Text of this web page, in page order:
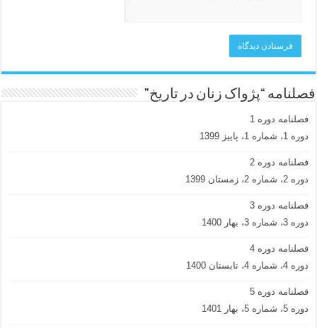
فصلنامه “پژواک زنان در تاریخ”
فصلنامه دوره 1
دوره 1، شماره 1، پاییز 1399
فصلنامه دوره 2
دوره 2، شماره 2، زمستان 1399
فصلنامه دوره 3
دوره 3، شماره 3، بهار 1400
فصلنامه دوره 4
دوره 4، شماره 4، تابستان 1400
فصلنامه دوره 5
دوره 5، شماره 5، بهار 1401